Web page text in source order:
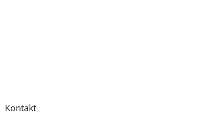
Z
Kontakt